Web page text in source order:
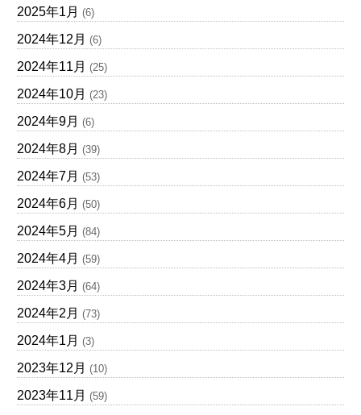
2025年1月 (6)
2024年12月 (6)
2024年11月 (25)
2024年10月 (23)
2024年9月 (6)
2024年8月 (39)
2024年7月 (53)
2024年6月 (50)
2024年5月 (84)
2024年4月 (59)
2024年3月 (64)
2024年2月 (73)
2024年1月 (3)
2023年12月 (10)
2023年11月 (59)